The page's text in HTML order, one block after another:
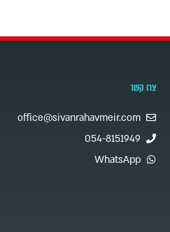
צרו קשר
office@sivanrahavmeir.com
054-8151949
WhatsApp